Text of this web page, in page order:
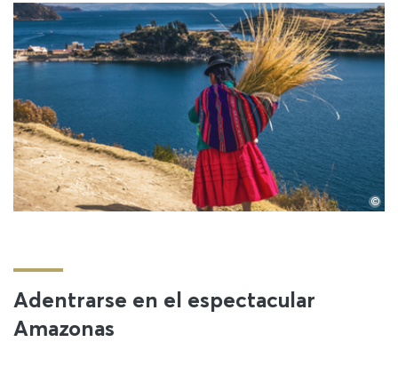
©
Adentrarse en el espectacular
Amazonas